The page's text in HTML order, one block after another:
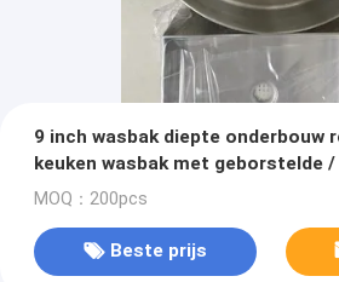
9 inch wasbak diepte onderbouw
keuken wasbak met geborstelde
afwerking en moderne stijl
MOQ：200pcs
Beste prijs